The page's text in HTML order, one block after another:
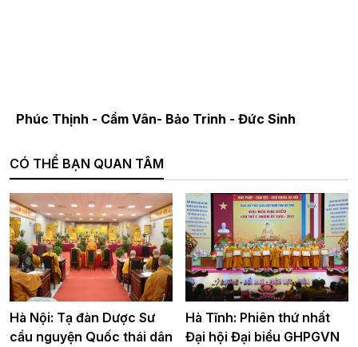
Phúc Thịnh - Cẩm Vân- Bảo Trinh - Đức Sinh
CÓ THỂ BẠN QUAN TÂM
Hà Nội: Tạ đàn Dược Sư
cầu nguyện Quốc thái dân
Hà Tĩnh: Phiên thứ nhất
Đại hội Đại biểu GHPGVN